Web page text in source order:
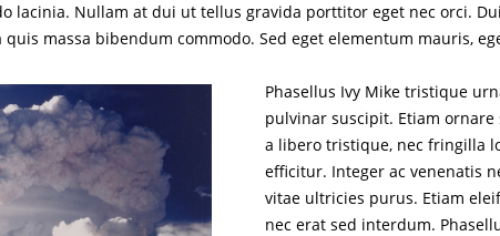
lacinia. Nullam at dui ut tellus gravida porttitor eget nec orci.
massa bibendum commodo. Sed eget elementum mauris,
Phasellus Ivy Mike tristique
pulvinar suscipit. Etiam ornare
a libero tristique, nec fringilla
efficitur. Integer ac venenatis
vitae ultricies purus. Etiam
nec erat sed interdum.